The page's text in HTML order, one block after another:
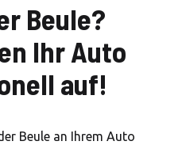
Beule?
Ihr Auto
auf!
Beule an Ihrem Auto